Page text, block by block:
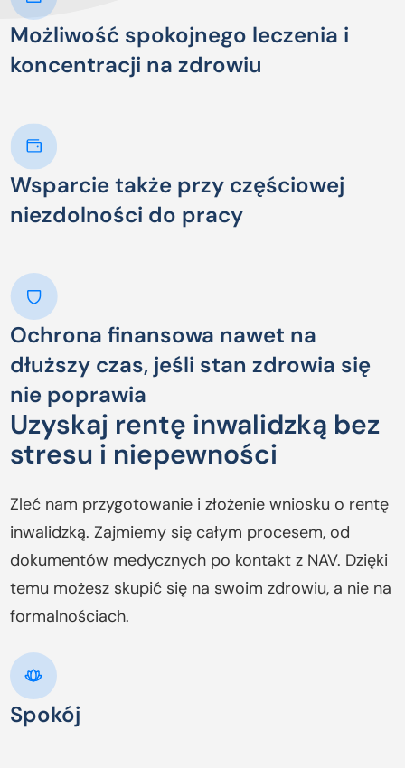
Możliwość spokojnego leczenia i
koncentracji na zdrowiu
Wsparcie także przy częściowej
niezdolności do pracy
Ochrona finansowa nawet na
dłuższy czas, jeśli stan zdrowia się
nie poprawia
Uzyskaj rentę inwalidzką bez
stresu i niepewności
Zleć nam przygotowanie i złożenie wniosku o rentę
inwalidzką. Zajmiemy się całym procesem, od
dokumentów medycznych po kontakt z NAV. Dzięki
temu możesz skupić się na swoim zdrowiu, a nie na
formalnościach.
Spokój